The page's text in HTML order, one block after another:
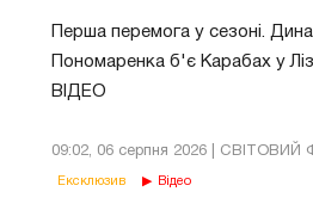
Перша перемога у сезоні.
Пономаренка б'є Карабах у
ВІДЕО
09:02, 06 серпня 2026 | СВІТОВИЙ
Ексклюзив Відео